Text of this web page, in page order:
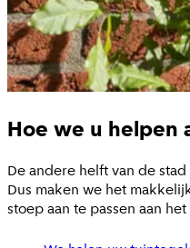
Hoe we u helpen
De andere helft van de
Dus maken we het
stoep aan te passen aan